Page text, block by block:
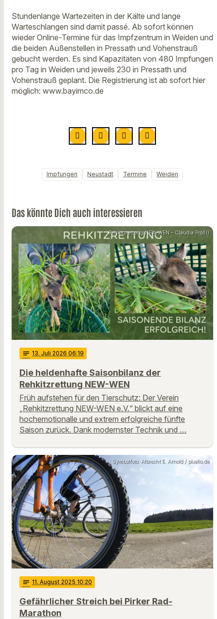
Stundenlange Wartezeiten in der Kälte und lange
Warteschlangen sind damit passé. Ab sofort können
wieder Online-Termine für das Impfzentrum in Weiden und
die beiden Außenstellen in Pressath und Vohenstrauß
gebucht werden. Es sind Kapazitäten von 480 Impfungen
pro Tag in Weiden und jeweils 230 in Pressath und
Vohenstrauß geplant. Die Registrierung ist ab sofort hier
möglich: www.bayimco.de
Impfungen Neustadt Termine Weiden
Das könnte Dich auch interessieren
Rehkitzrettung NEW-WEN – Claudia Prößl)
notes 13. Juli 2026 06:19
Die heldenhafte Saisonbilanz der
Rehkitzrettung NEW-WEN
Früh aufstehen für den Tierschutz: Der Verein
„Rehkitzrettung NEW-WEN e.V.“ blickt auf eine
hochemotionalle und extrem erfolgreiche fünfte
Saison zurück. Dank modernster Technik und …
Symbolfoto: Albrecht E. Arnold / pixelio.de
notes 11. August 2025 10:20
Gefährlicher Streich bei Pirker Rad-
Marathon